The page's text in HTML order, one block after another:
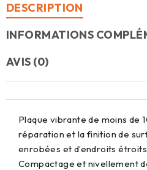
DESCRIPTION
INFORMATIONS
AVIS (0)
Plaque vibrante de moins de
réparation et la finition de
enrobées et d’endroits
Compactage et nivellement